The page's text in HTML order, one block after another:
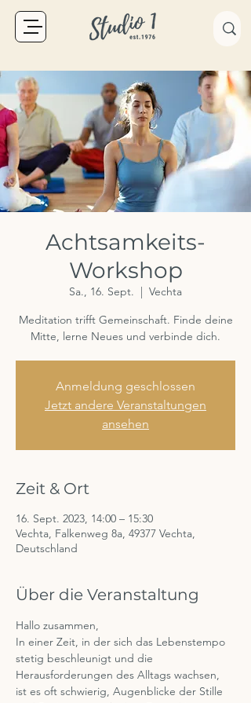
Achtsamkeits-
Workshop
Sa., 16. Sept.
  |
Vechta
Meditation trifft Gemeinschaft. Finde deine
Mitte, lerne Neues und verbinde dich.
Anmeldung geschlossen
Jetzt andere Veranstaltungen
ansehen
Zeit & Ort
16. Sept. 2023, 14:00 – 15:30
Vechta, Falkenweg 8a, 49377 Vechta,
Deutschland
Über die Veranstaltung
Hallo zusammen,
In einer Zeit, in der sich das Lebenstempo
stetig beschleunigt und die
Herausforderungen des Alltags wachsen,
ist es oft schwierig, Augenblicke der Stille